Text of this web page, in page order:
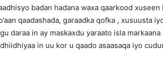
badan hadana waxa qaarkood
qaadashada, garaadka qofka , xusuusta
daraa in ay maskaxdu yaraato isla
in uu kor u qaado asaasaqa iyo